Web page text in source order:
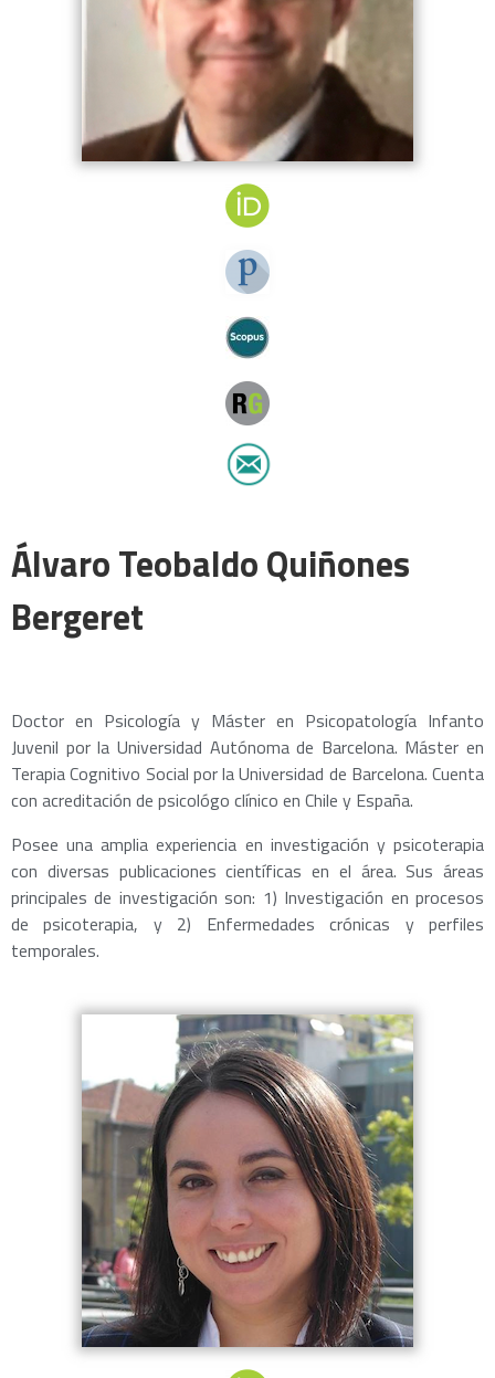
Álvaro Teobaldo Quiñones
Bergeret
Doctor en Psicología y Máster en Psicopatología Infanto
Juvenil por la Universidad Autónoma de Barcelona. Máster en
Terapia Cognitivo Social por la Universidad de Barcelona. Cuenta
con acreditación de psicológo clínico en Chile y España.
Posee una amplia experiencia en investigación y psicoterapia
con diversas publicaciones científicas en el área. Sus áreas
principales de investigación son: 1) Investigación en procesos
de psicoterapia, y 2) Enfermedades crónicas y perfiles
temporales.